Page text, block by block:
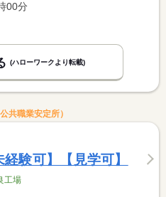
00分
(ハローワークより転載)
共職業安定所）
験可】【見学可】
工場